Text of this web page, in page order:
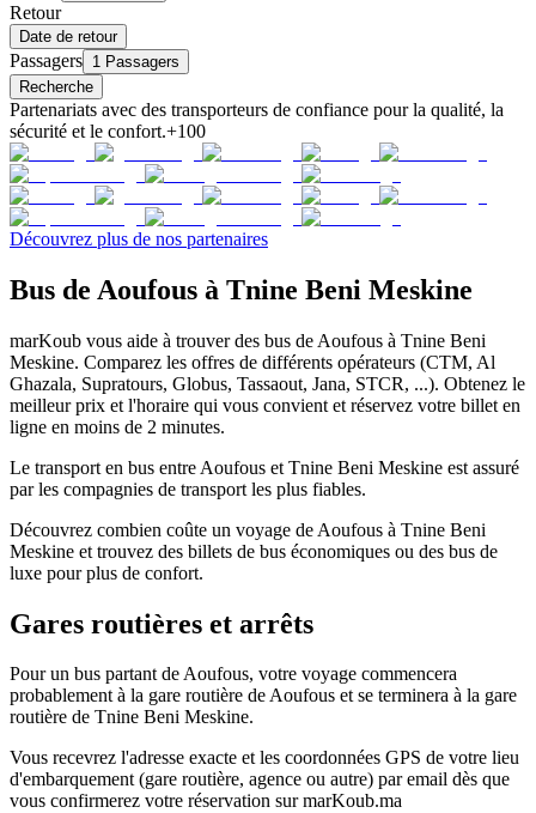
Retour
Date de retour
Passagers 1 Passagers
Recherche
Partenariats avec des transporteurs de confiance pour la qualité, la
sécurité et le confort.+100
Découvrez plus de nos partenaires
Bus de Aoufous à Tnine Beni Meskine
marKoub vous aide à trouver des bus de Aoufous à Tnine Beni
Meskine. Comparez les offres de différents opérateurs (CTM, Al
Ghazala, Supratours, Globus, Tassaout, Jana, STCR, ...). Obtenez le
meilleur prix et l'horaire qui vous convient et réservez votre billet en
ligne en moins de 2 minutes.
Le transport en bus entre Aoufous et Tnine Beni Meskine est assuré
par les compagnies de transport les plus fiables.
Découvrez combien coûte un voyage de Aoufous à Tnine Beni
Meskine et trouvez des billets de bus économiques ou des bus de
luxe pour plus de confort.
Gares routières et arrêts
Pour un bus partant de Aoufous, votre voyage commencera
probablement à la gare routière de Aoufous et se terminera à la gare
routière de Tnine Beni Meskine.
Vous recevrez l'adresse exacte et les coordonnées GPS de votre lieu
d'embarquement (gare routière, agence ou autre) par email dès que
vous confirmerez votre réservation sur marKoub.ma